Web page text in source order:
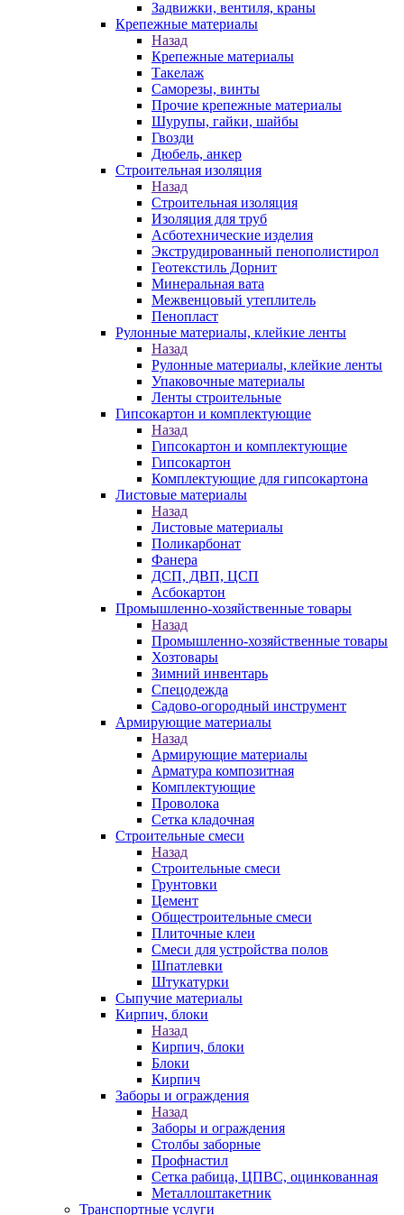
Задвижки, вентиля, краны
Крепежные материалы
Назад
Крепежные материалы
Такелаж
Саморезы, винты
Прочие крепежные материалы
Шурупы, гайки, шайбы
Гвозди
Дюбель, анкер
Строительная изоляция
Назад
Строительная изоляция
Изоляция для труб
Асботехнические изделия
Экструдированный пенополистирол
Геотекстиль Дорнит
Минеральная вата
Межвенцовый утеплитель
Пенопласт
Рулонные материалы, клейкие ленты
Назад
Рулонные материалы, клейкие ленты
Упаковочные материалы
Ленты строительные
Гипсокартон и комплектующие
Назад
Гипсокартон и комплектующие
Гипсокартон
Комплектующие для гипсокартона
Листовые материалы
Назад
Листовые материалы
Поликарбонат
Фанера
ДСП, ДВП, ЦСП
Асбокартон
Промышленно-хозяйственные товары
Назад
Промышленно-хозяйственные товары
Хозтовары
Зимний инвентарь
Спецодежда
Садово-огородный инструмент
Армирующие материалы
Назад
Армирующие материалы
Арматура композитная
Комплектующие
Проволока
Сетка кладочная
Строительные смеси
Назад
Строительные смеси
Грунтовки
Цемент
Общестроительные смеси
Плиточные клеи
Смеси для устройства полов
Шпатлевки
Штукатурки
Сыпучие материалы
Кирпич, блоки
Назад
Кирпич, блоки
Блоки
Кирпич
Заборы и ограждения
Назад
Заборы и ограждения
Столбы заборные
Профнастил
Сетка рабица, ЦПВС, оцинкованная
Металлоштакетник
Транспортные услуги